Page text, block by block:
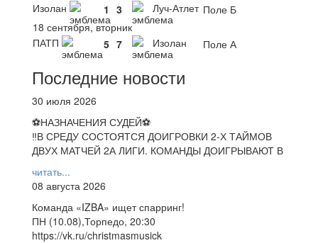
Изолан
1 3 Луч-Атлет Поле Б
18 сентября, вторник
ПАТП
5 7 Изолан Поле А
Последние новости
30 июля 2026
⚽НАЗНАЧЕНИЯ СУДЕЙ⚽
‼В СРЕДУ СОСТОЯТСЯ ДОИГРОВКИ 2-Х ТАЙМОВ
ДВУХ МАТЧЕЙ 2А ЛИГИ. КОМАНДЫ ДОИГРЫВАЮТ В
читать...
08 августа 2026
Команда «IZBA» ищет спарринг!
ПН (10.08),Торпедо, 20:30
https://vk.ru/christmasmusick